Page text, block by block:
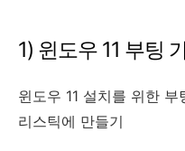
1) 윈도우 11 부팅
윈도우 11 설치를 위한
리스틱에 만들기